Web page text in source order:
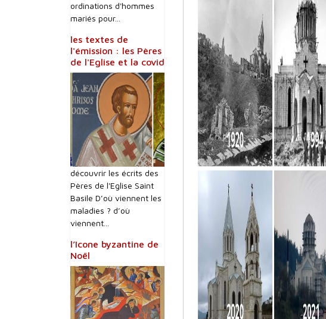
ordinations d'hommes
mariés pour...
les textes de
l'émission : les Pères
de l'Eglise et la covid
découvrir les écrits des
Pères de l'Eglise Saint
Basile D’où viennent les
maladies ? d’où
viennent...
l’Icone byzantine de
Noël